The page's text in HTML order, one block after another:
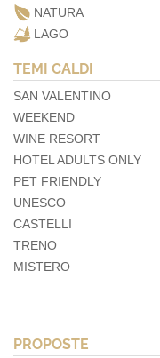
NATURA
LAGO
TEMI CALDI
SAN VALENTINO
WEEKEND
WINE RESORT
HOTEL ADULTS ONLY
PET FRIENDLY
UNESCO
CASTELLI
TRENO
MISTERO
PROPOSTE